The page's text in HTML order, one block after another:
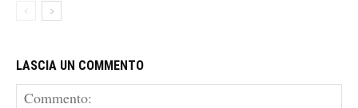
LASCIA UN COMMENTO